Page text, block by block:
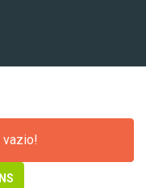
vazio!